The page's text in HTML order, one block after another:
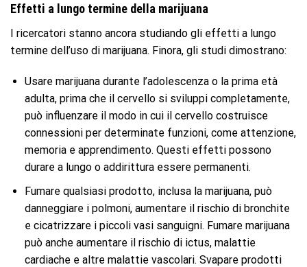
Effetti a lungo termine della marijuana
I ricercatori stanno ancora studiando gli effetti a lungo
termine dell’uso di marijuana. Finora, gli studi dimostrano:
Usare marijuana durante l’adolescenza o la prima età
adulta, prima che il cervello si sviluppi completamente,
può influenzare il modo in cui il cervello costruisce
connessioni per determinate funzioni, come attenzione,
memoria e apprendimento. Questi effetti possono
durare a lungo o addirittura essere permanenti.
Fumare qualsiasi prodotto, inclusa la marijuana, può
danneggiare i polmoni, aumentare il rischio di bronchite
e cicatrizzare i piccoli vasi sanguigni. Fumare marijuana
può anche aumentare il rischio di ictus, malattie
cardiache e altre malattie vascolari. Svapare prodotti